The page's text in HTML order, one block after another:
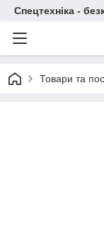
Спецтехніка -
Товари та